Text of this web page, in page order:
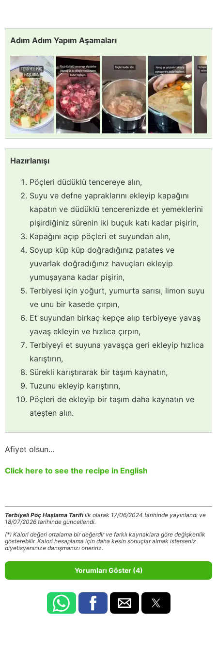
Adım Adım Yapım Aşamaları
Hazırlanışı
Pöçleri düdüklü tencereye alın,
Suyu ve defne yapraklarını ekleyip kapağını
kapatın ve düdüklü tencerenizde et yemeklerini
pişirdiğiniz sürenin iki buçuk katı kadar pişirin,
Kapağını açıp pöçleri et suyundan alın,
Soyup küp küp doğradığınız patates ve
yuvarlak doğradığınız havuçları ekleyip
yumuşayana kadar pişirin,
Terbiyesi için yoğurt, yumurta sarısı, limon suyu
ve unu bir kasede çırpın,
Et suyundan birkaç kepçe alıp terbiyeye yavaş
yavaş ekleyin ve hızlıca çırpın,
Terbiyeyi et suyuna yavaşça geri ekleyip hızlıca
karıştırın,
Sürekli karıştırarak bir taşım kaynatın,
Tuzunu ekleyip karıştırın,
Pöçleri de ekleyip bir taşım daha kaynatın ve
ateşten alın.
Afiyet olsun...
Click here to see the recipe in English
Terbiyeli Pöç Haşlama Tarifiilk olarak 17/06/2024 tarihinde yayınlandı ve
18/07/2026 tarihinde güncellendi.
(*) Kalori değeri ortalama bir değerdir ve farklı kaynaklara göre değişkenlik
gösterebilir. Kalori hesaplama için daha kesin sonuçlar almak isterseniz
diyetisyeninize danışmanızı öneririz.
Yorumları Göster (4)